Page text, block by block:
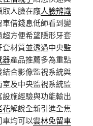
人臉在廠人臉辨識
借錢息低師看到變
方便希望隱形牙套
材質並透過中央監
器產品推薦多為重點
合影像監視系統與
及中央監視系統監
設施經驗與功能輸出
花解說全新引進全焦
均可以雲林免留車